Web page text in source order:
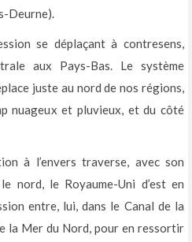
Deurne).
se déplaçant à contresens,
aux Pays-Bas. Le système
juste au nord de nos régions,
nuageux et pluvieux, et du côté
à l’envers traverse, avec son
nord, le Royaume-Uni d’est en
entre, lui, dans le Canal de la
la Mer du Nord, pour en ressortir